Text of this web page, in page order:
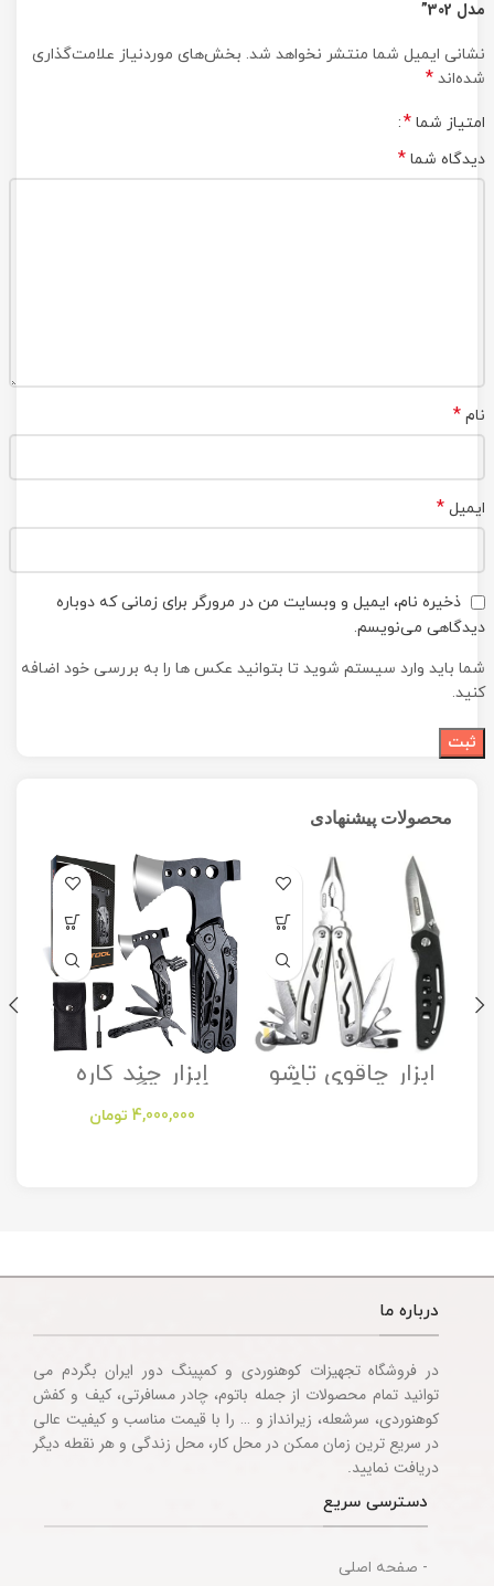
مدل 302”
نشانی ایمیل شما منتشر نخواهد شد. بخش‌های موردنیاز علامت‌گذاری
شده‌اند *
امتیاز شما *
دیدگاه شما *
نام *
ایمیل *
ذخیره نام، ایمیل و وبسایت من در مرورگر برای زمانی که دوباره
دیدگاهی می‌نویسم.
شما باید وارد سیستم شوید تا بتوانید عکس ها را به بررسی خود اضافه
کنید.
محصولات پیشنهادی
ابزار چاقوی تاشو
مدل Stanley
ابزار چند کاره
کمپینگ مدل
Camping
Multitool
4,000,000 تومان
درباره ما
در فروشگاه تجهیزات کوهنوردی و کمپینگ دور ایران بگردم می
توانید تمام محصولات از جمله باتوم، چادر مسافرتی، کیف و کفش
کوهنوردی، سرشعله، زیرانداز و … را با قیمت مناسب و کیفیت عالی
در سریع ترین زمان ممکن در محل کار، محل زندگی و هر نقطه دیگر
دریافت نمایید.
دسترسی سریع
- صفحه اصلی